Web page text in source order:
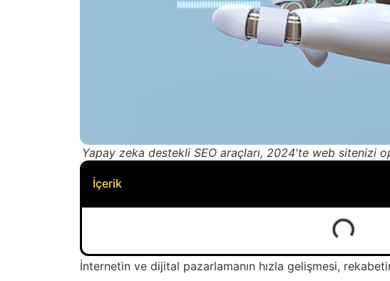
Yapay zeka destekli SEO araçları, 2024'te web sitenizi
İçerik
İnternetin ve dijital pazarlamanın hızla gelişmesi,